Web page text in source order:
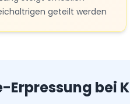
geteilt werden
Erpressung bei